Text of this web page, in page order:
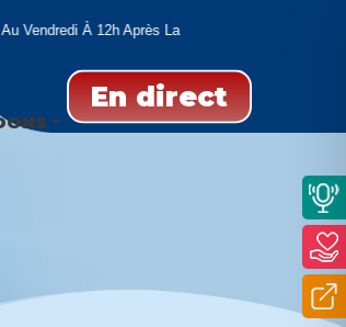
À 12h Après La Prière De L’Angelus -
En direct